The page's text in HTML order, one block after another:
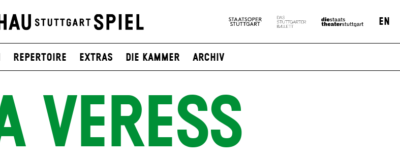
EN
Repertoire Extras Die Kammer Archiv
VERESS